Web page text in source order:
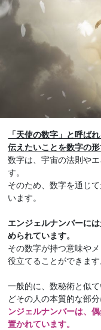
「天使の数字」と呼ば
伝えたいことを数字の形
数字は、宇宙の法則や
す。
そのため、数字を通じ
います。
エンジェルナンバーに
められています。
その数字が持つ意味や
役立てることができます
一般的に、数秘術と似
どその人の本質的な部
ンジェルナンバーは、
置かれています。